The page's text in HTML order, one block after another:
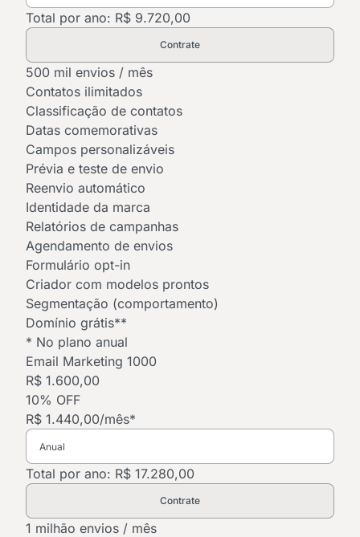
Total por ano: R$ 9.720,00
Contrate
500 mil envios / mês
Contatos ilimitados
Classificação de contatos
Datas comemorativas
Campos personalizáveis
Prévia e teste de envio
Reenvio automático
Identidade da marca
Relatórios de campanhas
Agendamento de envios
Formulário opt-in
Criador com modelos prontos
Segmentação (comportamento)
Domínio grátis**
* No plano anual
Email Marketing 1000
R$ 1.600,00
10% OFF
R$ 1.440,00/mês*
Total por ano: R$ 17.280,00
Contrate
1 milhão envios / mês